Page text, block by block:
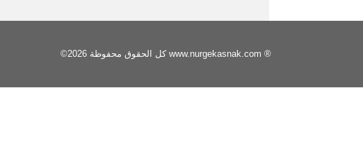
©2026 كل الحقوق محفوظة www.nurgekasnak.com ®